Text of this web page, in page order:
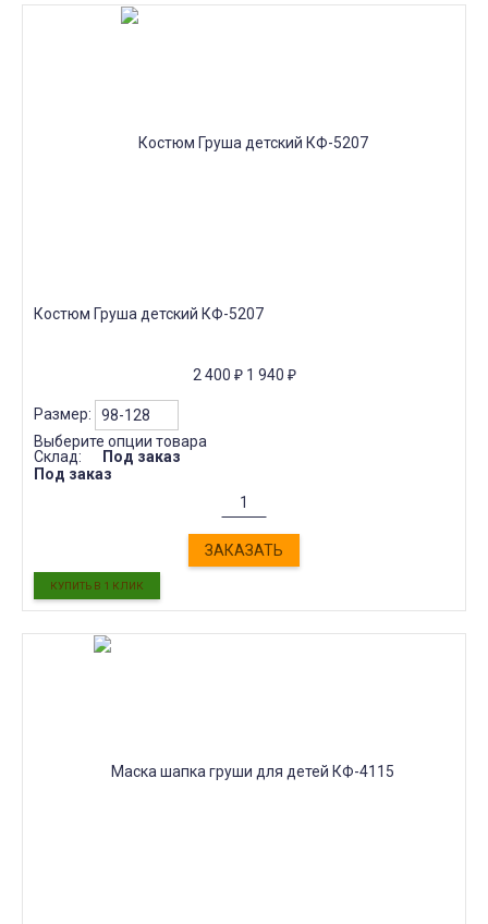
Костюм Груша детский КФ-5207
2 400 ₽ 1 940 ₽
Размер:
Выберите опции товара
Склад:
Под заказ
Под заказ
ЗАКАЗАТЬ